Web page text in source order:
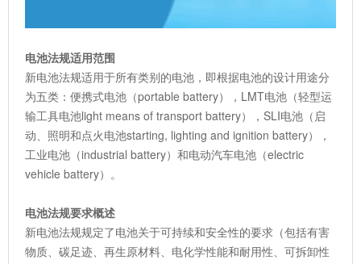
电池法规适用范围
新电池法规适用于所有类别的电池，即根据电池的设计用途分
为五类：便携式电池（portable battery），LMT电池（轻型运
输工具电池light means of transport battery），SLI电池（启
动、照明和点火电池starting, lighting and ignition battery），
工业电池（industrial battery）和电动汽车电池（electric
vehicle battery）。
电池法规要求概述
新电池法规规定了电池关于可持续和安全性的要求（包括有害
物质、碳足迹、再生原材料、电化学性能和耐用性、可拆卸性